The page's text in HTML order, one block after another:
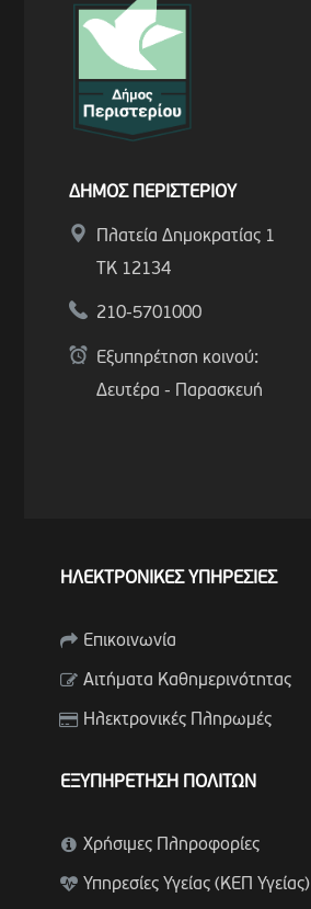
ΔΗΜΟΣ ΠΕΡΙΣΤΕΡΙΟΥ
Πλατεία Δημοκρατίας 1
ΤΚ 12134
210-5701000
Εξυπηρέτηση κοινού:
Δευτέρα - Παρασκευή
ΗΛΕΚΤΡΟΝΙΚΕΣ ΥΠΗΡΕΣΙΕΣ
Επικοινωνία
Αιτήματα Καθημερινότητας
Ηλεκτρονικές Πληρωμές
ΕΞΥΠΗΡΕΤΗΣΗ ΠΟΛΙΤΩΝ
Χρήσιμες Πληροφορίες
Υπηρεσίες Υγείας (ΚΕΠ Υγείας)